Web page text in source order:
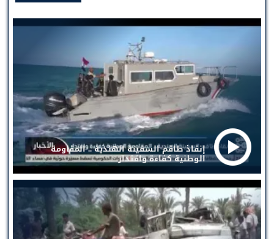
إنقاذ طاقم السفينة الهندية .. المقاومة
الوطنية كفاءة واقتدار